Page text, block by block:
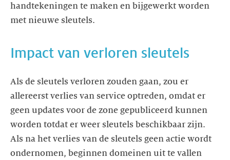
handtekeningen te maken en bijgewerkt worden
met nieuwe sleutels.
Impact van verloren sleutels
Als de sleutels verloren zouden gaan, zou er
allereerst verlies van service optreden, omdat er
geen updates voor de zone gepubliceerd kunnen
worden totdat er weer sleutels beschikbaar zijn.
Als na het verlies van de sleutels geen actie wordt
ondernomen, beginnen domeinen uit te vallen